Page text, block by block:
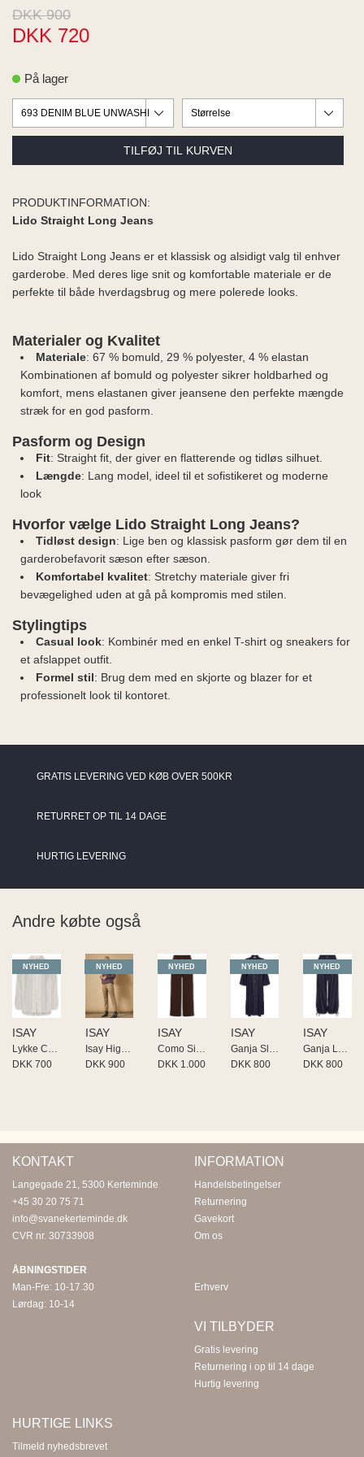
MODA
DKK 900
DKK 720
På lager
PRODUKTINFORMATION:
Lido Straight Long Jeans
Lido Straight Long Jeans er et klassisk og alsidigt valg til enhver
garderobe. Med deres lige snit og komfortable materiale er de
perfekte til både hverdagsbrug og mere polerede looks.
Materialer og Kvalitet
Materiale: 67 % bomuld, 29 % polyester, 4 % elastan
Kombinationen af bomuld og polyester sikrer holdbarhed og
komfort, mens elastanen giver jeansene den perfekte mængde
stræk for en god pasform.
Pasform og Design
Fit: Straight fit, der giver en flatterende og tidløs silhuet.
Længde: Lang model, ideel til et sofistikeret og moderne
look
Hvorfor vælge Lido Straight Long Jeans?
Tidløst design: Lige ben og klassisk pasform gør dem til en
garderobefavorit sæson efter sæson.
Komfortabel kvalitet: Stretchy materiale giver fri
bevægelighed uden at gå på kompromis med stilen.
Stylingtips
Casual look: Kombinér med en enkel T-shirt og sneakers for
et afslappet outfit.
Formel stil: Brug dem med en skjorte og blazer for et
professionelt look til kontoret.
GRATIS LEVERING VED KØB OVER 500KR
RETURRET OP TIL 14 DAGE
HURTIG LEVERING
Andre købte også
NYHED
ISAY
Lykke Colar Shirt
DKK 700
NYHED
ISAY
Isay Highwaist Chino
DKK 900
NYHED
ISAY
Como Sit Twill Pant
DKK 1.000
NYHED
ISAY
Ganja Sleeve Dress
DKK 800
NYHED
ISAY
Ganja Loose Pant
DKK 800
KONTAKT
Langegade 21, 5300 Kerteminde
+45 30 20 75 71
info@svanekerteminde.dk
CVR nr. 30733908
ÅBNINGSTIDER
Man-Fre: 10-17.30
Lørdag: 10-14
INFORMATION
Handelsbetingelser
Returnering
Gavekort
Om os
Erhverv
VI TILBYDER
Gratis levering
Returnering i op til 14 dage
Hurtig levering
HURTIGE LINKS
Tilmeld nyhedsbrevet